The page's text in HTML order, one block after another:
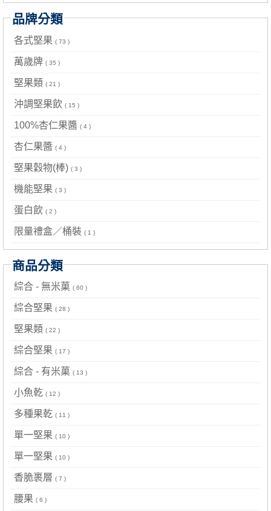
品牌分類
各式堅果 ( 73 )
萬歲牌 ( 35 )
堅果類 ( 21 )
沖調堅果飲 ( 15 )
100%杏仁果醬 ( 4 )
杏仁果醬 ( 4 )
堅果穀物(棒) ( 3 )
機能堅果 ( 3 )
蛋白飲 ( 2 )
限量禮盒／桶裝 ( 1 )
商品分類
綜合 - 無米菓 ( 60 )
綜合堅果 ( 28 )
堅果類 ( 22 )
綜合堅果 ( 17 )
綜合 - 有米菓 ( 13 )
小魚乾 ( 12 )
多種果乾 ( 11 )
單一堅果 ( 10 )
單一堅果 ( 10 )
香脆裹層 ( 7 )
腰果 ( 6 )